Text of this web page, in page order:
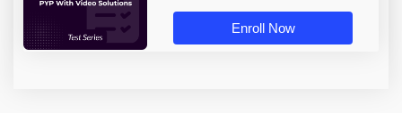
Enroll Now